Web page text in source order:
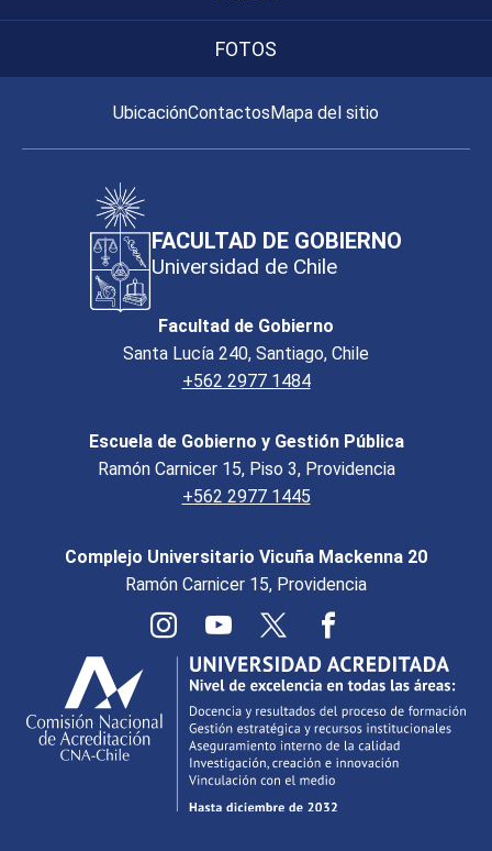
FOTOS
UbicaciónContactos Mapa del sitio
FACULTAD DE GOBIERNO
Universidad de Chile
Facultad de Gobierno
Santa Lucía 240, Santiago, Chile
+562 2977 1484
Escuela de Gobierno y Gestión Pública
Ramón Carnicer 15, Piso 3, Providencia
+562 2977 1445
Complejo Universitario Vicuña Mackenna 20
Ramón Carnicer 15, Providencia